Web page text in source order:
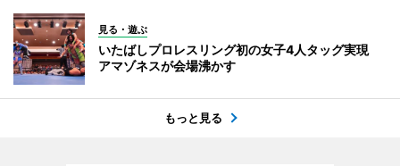
見る・遊ぶ
いたばしプロレスリング初の女子4人タッグ実現
アマゾネスが会場沸かす
もっと見る